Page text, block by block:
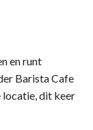
en runt
Barista Cafe
locatie, dit keer